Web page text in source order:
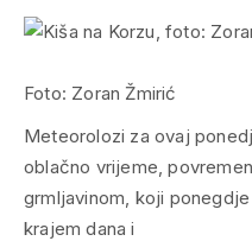
Foto: Zoran Žmirić
Meteorolozi za ovaj
oblačno vrijeme,
grmljavinom, koji
krajem dana i